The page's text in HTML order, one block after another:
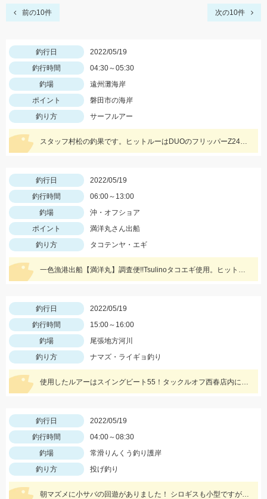
前の10件 次の10件
釣行日
2022/05/19
釣行時間
04:30～05:30
釣場
遠州灘海岸
ポイント
磐田市の海岸
釣り方
サーフルアー
スタッフ村松の釣果です。ヒットルーはDUOのフリッパーZ24gヒラメキャンディ！
釣行日
2022/05/19
釣行時間
06:00～13:00
釣場
沖・オフショア
ポイント
満洋丸さん出船
釣り方
タコテンヤ・エギ
一色漁港出船【満洋丸】調査便!!Tsulinoタコエギ使用。ヒットカラーはホワイト・レッド
釣行日
2022/05/19
釣行時間
15:00～16:00
釣場
尾張地方河川
釣り方
ナマズ・ライギョ釣り
使用したルアーはスイングビート55！タックルオフ西春店内に在庫がございます！
釣行日
2022/05/19
釣行時間
04:00～08:30
釣場
常滑りんくう釣り護岸
釣り方
投げ釣り
朝マズメに小サバの回遊がありました！ シロギスも小型ですが、数が釣れていますよ！